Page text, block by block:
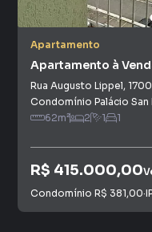
Apartamento
Apartamento à
Rua Augusto Lippel, 1700
Condomínio Palácio San
62m² 2 1 1
R$ 415.000,00
Condomínio R$ 381,00·